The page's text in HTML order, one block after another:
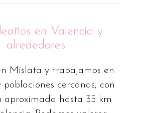
en Valencia y
alrededores
Mislata y trabajamos en
poblaciones cercanas, con
aproximada hasta 35 km